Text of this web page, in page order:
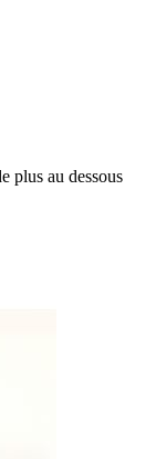
plus au dessous